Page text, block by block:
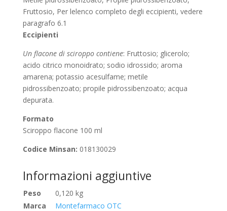
Fruttosio, Per lelenco completo degli eccipienti, vedere
paragrafo 6.1
Eccipienti
Un flacone di sciroppo contiene: Fruttosio; glicerolo;
acido citrico monoidrato; sodio idrossido; aroma
amarena; potassio acesulfame; metile
pidrossibenzoato; propile pidrossibenzoato; acqua
depurata.
Formato
Sciroppo flacone 100 ml
Codice Minsan: 018130029
Informazioni aggiuntive
Peso
0,120 kg
Marca
Montefarmaco OTC